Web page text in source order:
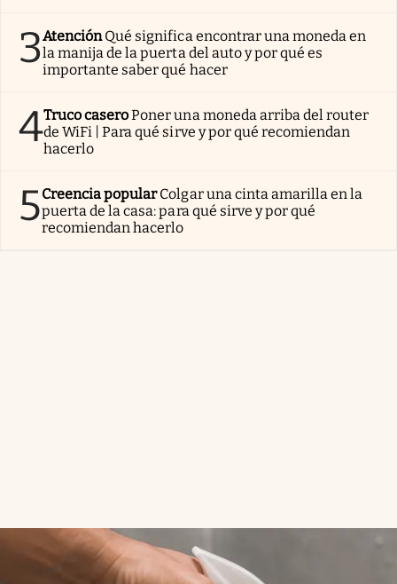
3AtenciónQué significa encontrar una moneda en
la manija de la puerta del auto y por qué es
importante saber qué hacer
4Truco caseroPoner una moneda arriba del router
de WiFi | Para qué sirve y por qué recomiendan
hacerlo
5Creencia popularColgar una cinta amarilla en la
puerta de la casa: para qué sirve y por qué
recomiendan hacerlo